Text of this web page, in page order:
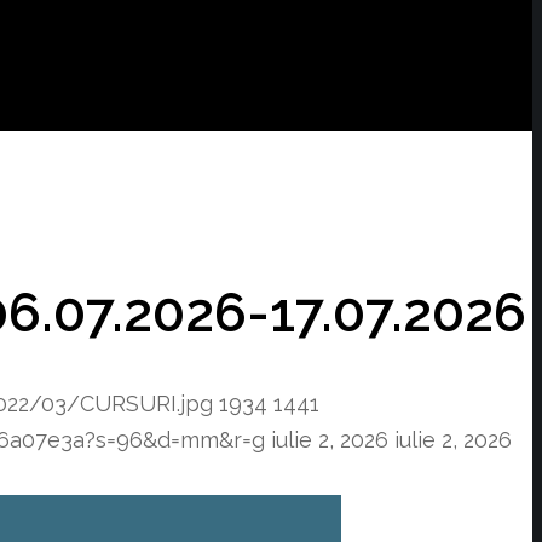
17.07.2026
03/CURSURI.jpg 1934 1441
iulie 2, 2026 iulie 2, 2026